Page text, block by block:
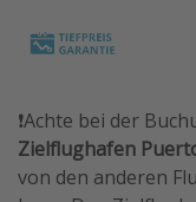
❗️Achte bei der
Zielflughafen
von den anderen